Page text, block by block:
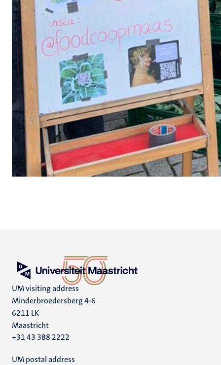
UM visiting address
Minderbroedersberg 4-6
6211 LK
Maastricht
+31 43 388 2222
UM postal address